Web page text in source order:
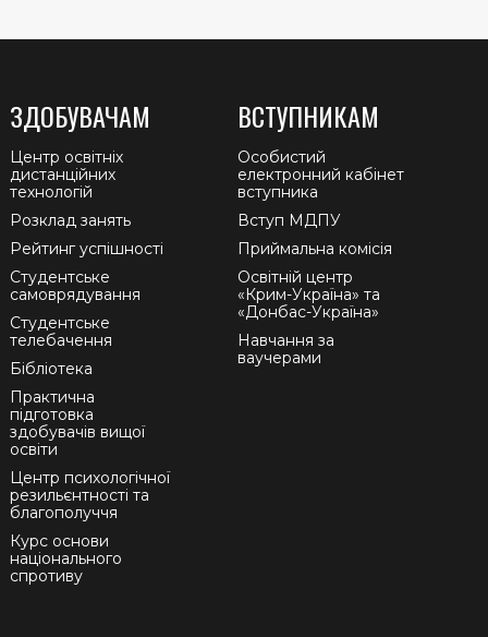
ЗДОБУВАЧАМ
Центр освітніх
дистанційних
технологій
Розклад занять
Рейтинг успішності
Студентське
самоврядування
Студентське
телебачення
Бібліотека
Практична
підготовка
здобувачів вищої
освіти
Центр психологічної
резильєнтності та
благополуччя
Курс основи
національного
спротиву
ВСТУПНИКАМ
Особистий
електронний кабінет
вступника
Вступ МДПУ
Приймальна комісія
Освітній центр
«Крим-Україна» та
«Донбас-Україна»
Навчання за
ваучерами